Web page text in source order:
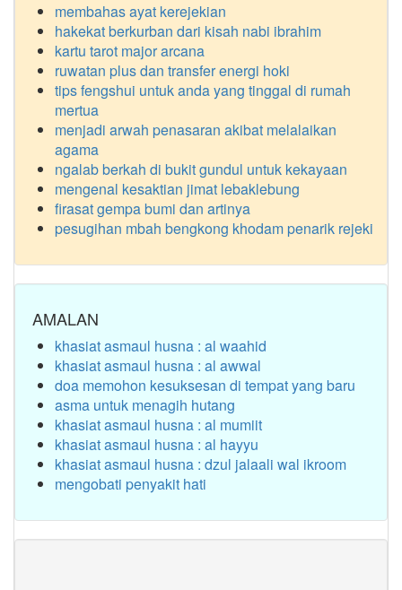
membahas ayat kerejekian
hakekat berkurban dari kisah nabi ibrahim
kartu tarot major arcana
ruwatan plus dan transfer energi hoki
tips fengshui untuk anda yang tinggal di rumah
mertua
menjadi arwah penasaran akibat melalaikan
agama
ngalab berkah di bukit gundul untuk kekayaan
mengenal kesaktian jimat lebaklebung
firasat gempa bumi dan artinya
pesugihan mbah bengkong khodam penarik rejeki
AMALAN
khasiat asmaul husna : al waahid
khasiat asmaul husna : al awwal
doa memohon kesuksesan di tempat yang baru
asma untuk menagih hutang
khasiat asmaul husna : al mumiit
khasiat asmaul husna : al hayyu
khasiat asmaul husna : dzul jalaali wal ikroom
mengobati penyakit hati